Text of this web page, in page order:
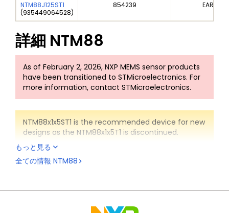
NTM88J125ST1
(935449064528)
854239 EAR99
詳細 NTM88
As of February 2, 2026, NXP MEMS sensor products
have been transitioned to STMicroelectronics. For
more information, contact STMicroelectronics.
NTM88x1x5ST1 is the recommended device for new
designs as the NTM88x1x5T1 is discontinued.
The NTM88 is a highly integrated tire pressure sensor
current @ 3.0 V, 25 °C)
もっと見る
全ての情報 NTM88